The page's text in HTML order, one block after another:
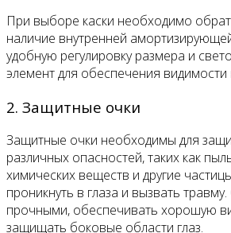
При выборе каски необходимо
наличие внутренней
удобную регулировку размера и
элемент для обеспечения
2. Защитные очки
Защитные очки необходимы для
различных опасностей, таких как
химических веществ и другие
проникнуть в глаза и вызвать
прочными, обеспечивать хорошую
защищать боковые области глаз.